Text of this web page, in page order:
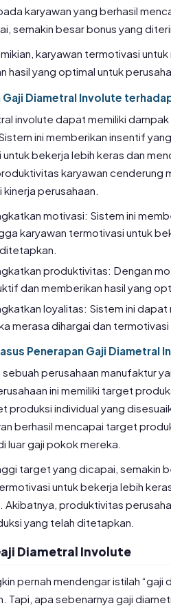
karyawan yang berhasil
semakin besar bonus yang
karyawan termotivasi
hasil yang optimal untuk
Gaji Diametral Involute
involute dapat memiliki
ini memberikan insentif
bekerja lebih keras dan
karyawan cenderung
perusahaan.
motivasi: Sistem ini
karyawan termotivasi untuk
produktivitas: Dengan
dan memberikan hasil yang
loyalitas: Sistem ini
merasa dihargai dan
Penerapan Gaji Diametral
sebuah perusahaan manufaktur
ini memiliki target
produksi individual yang
berhasil mencapai target
luar gaji pokok mereka.
target yang dicapai, semakin
untuk bekerja lebih
produktivitas
yang telah ditetapkan.
Diametral Involute
pernah mendengar istilah
Tapi, apa sebenarnya gaji